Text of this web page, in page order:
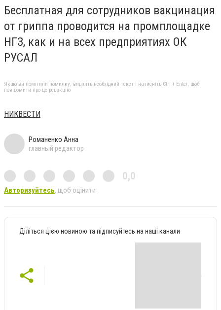
Бесплатная для сотрудников вакцинация
от гриппа проводится на промплощадке
НГЗ, как и на всех предприятиях ОК
РУСАЛ
Якщо ви помітили помилку, виділіть необхідний текст і натисніть Ctrl + Enter, щоб
повідомити про це редакцію
НИКВЕСТИ
Романенко Анна
главный редактор
0,0
Авторизуйтесь, щоб оцінити
Діліться цією новиною та підписуйтесь на наші канали